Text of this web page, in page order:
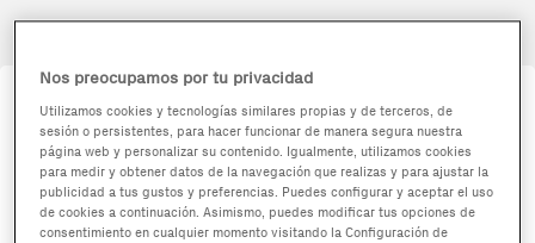
Nos preocupamos por tu privacidad
Utilizamos cookies y tecnologías similares propias y de terceros, de
sesión o persistentes, para hacer funcionar de manera segura nuestra
página web y personalizar su contenido. Igualmente, utilizamos cookies
para medir y obtener datos de la navegación que realizas y para ajustar la
publicidad a tus gustos y preferencias. Puedes configurar y aceptar el uso
de cookies a continuación. Asimismo, puedes modificar tus opciones de
consentimiento en cualquier momento visitando la Configuración de